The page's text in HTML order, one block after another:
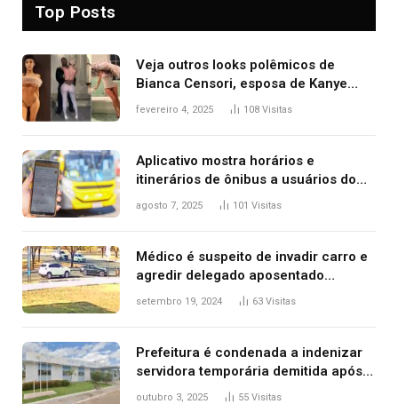
Top Posts
Veja outros looks polêmicos de
Bianca Censori, esposa de Kanye
West que apareceu nua no Grammy
fevereiro 4, 2025 108 Visitas
Aplicativo mostra horários e
itinerários de ônibus a usuários do
transporte público de Palmas; confira
agosto 7, 2025 101 Visitas
Médico é suspeito de invadir carro e
agredir delegado aposentado
durante confusão no trânsito
setembro 19, 2024 63 Visitas
Prefeitura é condenada a indenizar
servidora temporária demitida após
nascimento da filha
outubro 3, 2025 55 Visitas